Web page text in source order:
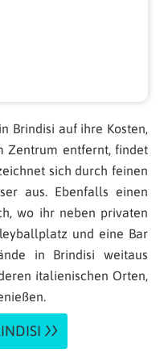
Brindisi auf ihre Kosten,
Zentrum entfernt, findet
sich durch feinen
aus. Ebenfalls einen
wo ihr neben privaten
und eine Bar
in Brindisi weitaus
italienischen Orten,